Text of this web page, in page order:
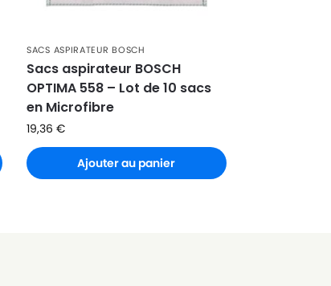
SACS ASPIRATEUR BOSCH
Sacs aspirateur BOSCH
OPTIMA 558 – Lot de 10 sacs
en Microfibre
19,36€
Ajouter au panier